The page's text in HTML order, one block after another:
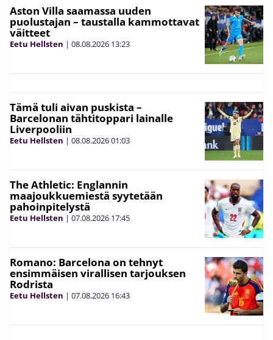
Aston Villa saamassa uuden
puolustajan – taustalla kammottavat
väitteet
Eetu Hellsten | 08.08.2026 13:23
Tämä tuli aivan puskista –
Barcelonan tähtitoppari lainalle
Liverpooliin
Eetu Hellsten | 08.08.202601:03
The Athletic: Englannin
maajoukkuemiestä syytetään
pahoinpitelystä
Eetu Hellsten | 07.08.2026 17:45
Romano: Barcelona on tehnyt
ensimmäisen virallisen tarjouksen
Rodrista
Eetu Hellsten | 07.08.2026 16:43